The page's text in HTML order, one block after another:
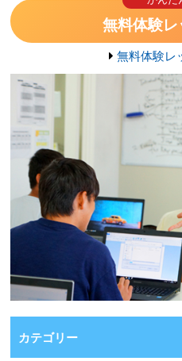
無料体験
無料体験レ
カテゴリー